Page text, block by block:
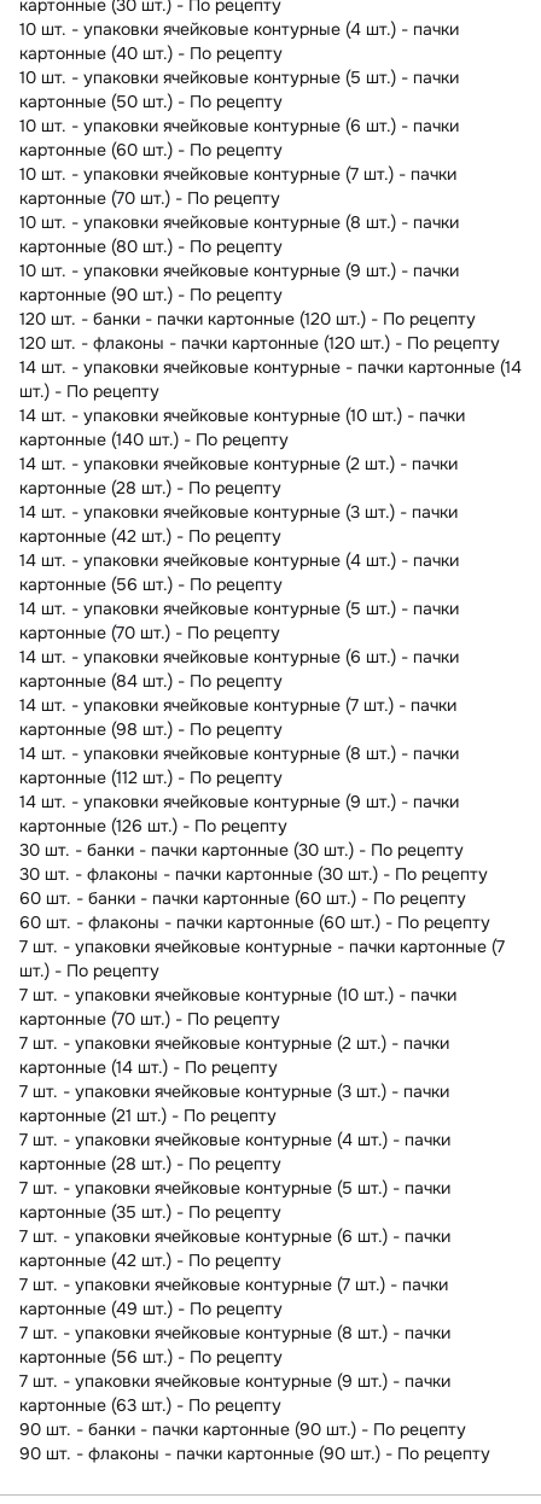
картонные (30 шт.) - По рецепту
10 шт. - упаковки ячейковые контурные (4 шт.) - пачки
картонные (40 шт.) - По рецепту
10 шт. - упаковки ячейковые контурные (5 шт.) - пачки
картонные (50 шт.) - По рецепту
10 шт. - упаковки ячейковые контурные (6 шт.) - пачки
картонные (60 шт.) - По рецепту
10 шт. - упаковки ячейковые контурные (7 шт.) - пачки
картонные (70 шт.) - По рецепту
10 шт. - упаковки ячейковые контурные (8 шт.) - пачки
картонные (80 шт.) - По рецепту
10 шт. - упаковки ячейковые контурные (9 шт.) - пачки
картонные (90 шт.) - По рецепту
120 шт. - банки - пачки картонные (120 шт.) - По рецепту
120 шт. - флаконы - пачки картонные (120 шт.) - По рецепту
14 шт. - упаковки ячейковые контурные - пачки картонные (14
шт.) - По рецепту
14 шт. - упаковки ячейковые контурные (10 шт.) - пачки
картонные (140 шт.) - По рецепту
14 шт. - упаковки ячейковые контурные (2 шт.) - пачки
картонные (28 шт.) - По рецепту
14 шт. - упаковки ячейковые контурные (3 шт.) - пачки
картонные (42 шт.) - По рецепту
14 шт. - упаковки ячейковые контурные (4 шт.) - пачки
картонные (56 шт.) - По рецепту
14 шт. - упаковки ячейковые контурные (5 шт.) - пачки
картонные (70 шт.) - По рецепту
14 шт. - упаковки ячейковые контурные (6 шт.) - пачки
картонные (84 шт.) - По рецепту
14 шт. - упаковки ячейковые контурные (7 шт.) - пачки
картонные (98 шт.) - По рецепту
14 шт. - упаковки ячейковые контурные (8 шт.) - пачки
картонные (112 шт.) - По рецепту
14 шт. - упаковки ячейковые контурные (9 шт.) - пачки
картонные (126 шт.) - По рецепту
30 шт. - банки - пачки картонные (30 шт.) - По рецепту
30 шт. - флаконы - пачки картонные (30 шт.) - По рецепту
60 шт. - банки - пачки картонные (60 шт.) - По рецепту
60 шт. - флаконы - пачки картонные (60 шт.) - По рецепту
7 шт. - упаковки ячейковые контурные - пачки картонные (7
шт.) - По рецепту
7 шт. - упаковки ячейковые контурные (10 шт.) - пачки
картонные (70 шт.) - По рецепту
7 шт. - упаковки ячейковые контурные (2 шт.) - пачки
картонные (14 шт.) - По рецепту
7 шт. - упаковки ячейковые контурные (3 шт.) - пачки
картонные (21 шт.) - По рецепту
7 шт. - упаковки ячейковые контурные (4 шт.) - пачки
картонные (28 шт.) - По рецепту
7 шт. - упаковки ячейковые контурные (5 шт.) - пачки
картонные (35 шт.) - По рецепту
7 шт. - упаковки ячейковые контурные (6 шт.) - пачки
картонные (42 шт.) - По рецепту
7 шт. - упаковки ячейковые контурные (7 шт.) - пачки
картонные (49 шт.) - По рецепту
7 шт. - упаковки ячейковые контурные (8 шт.) - пачки
картонные (56 шт.) - По рецепту
7 шт. - упаковки ячейковые контурные (9 шт.) - пачки
картонные (63 шт.) - По рецепту
90 шт. - банки - пачки картонные (90 шт.) - По рецепту
90 шт. - флаконы - пачки картонные (90 шт.) - По рецепту